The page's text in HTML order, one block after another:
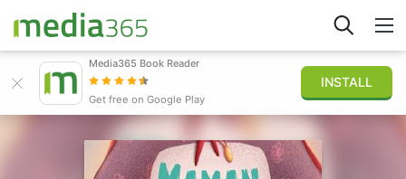
Connexion
Media365 Book Reader
Get free on Google Play
INSTALL